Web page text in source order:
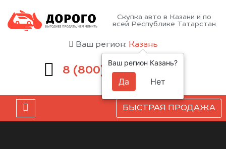
Скупка авто в Казани и по
всей Республике Татарстан
Ваш регион: Казань
8 (800) 551-81-15
БЫСТРАЯ ПРОДАЖА
Ваш регион Казань?
Да Нет